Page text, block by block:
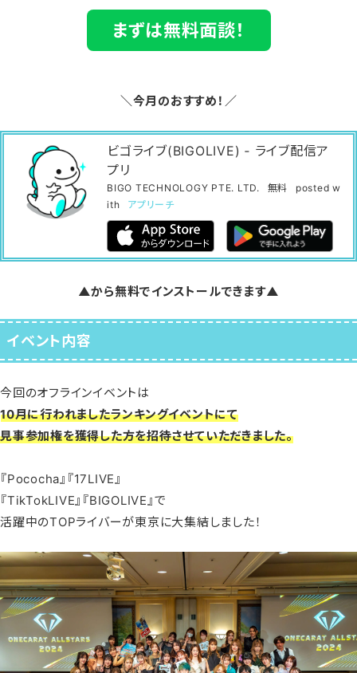
まずは無料面談！
＼今月のおすすめ！／
ビゴライブ(BIGOLIVE) ‐ ライブ配信ア
プリ
BIGO TECHNOLOGY PTE. LTD. 無料
posted w
ith
アプリーチ
▲から無料でインストールできます▲
イベント内容
今回のオフラインイベントは
10月に行われましたランキングイベントにて
見事参加権を獲得した方を招待させていただきました。
『Pococha』『17LIVE』
『TikTokLIVE』『BIGOLIVE』で
活躍中のTOPライバーが東京に大集結しました！